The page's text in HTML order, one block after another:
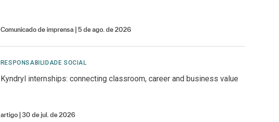
Comunicado de imprensa 5 de ago. de 2026
RESPONSABILIDADE SOCIAL
Kyndryl internships: connecting classroom, career and business value
artigo 30 de jul. de 2026